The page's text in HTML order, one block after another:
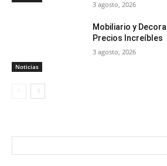
3 agosto, 2026
Noticias
Mobiliario y
Precios Increíbles
3 agosto, 2026